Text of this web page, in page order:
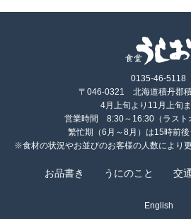
0135-46-5118
〒046-0321 北海道積丹郡
4月上旬より11月上旬
営業時間 8:30～16:30（ラスト
繁忙期（6月～8月）は15時前
※食材の状況やお並びのお客様の人数により
お品書き うにのこと 交
English